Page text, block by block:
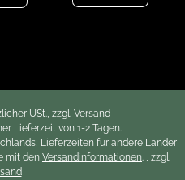
USt., zzgl. Versand
Lieferzeit von 1-2 Tagen.
Lieferzeiten für andere Länder
mit den Versandinformationen. , zzgl.